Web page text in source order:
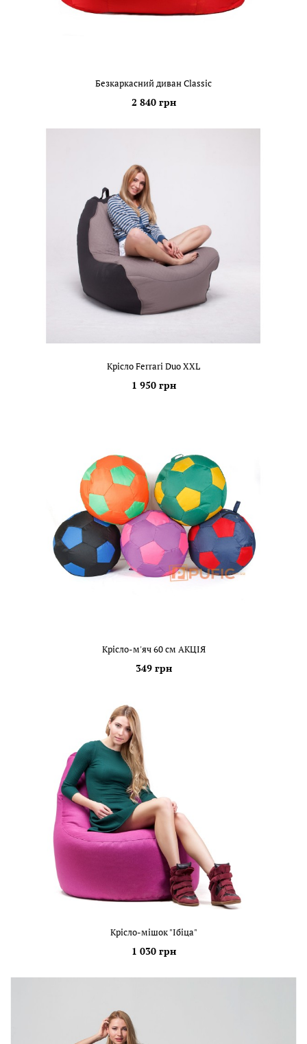
Безкаркасний диван Classic
2 840 грн
Крісло Ferrari Duo XXL
1 950 грн
Крісло-м'яч 60 см АКЦІЯ
349 грн
Крісло-мішок "Ібіца"
1 030 грн